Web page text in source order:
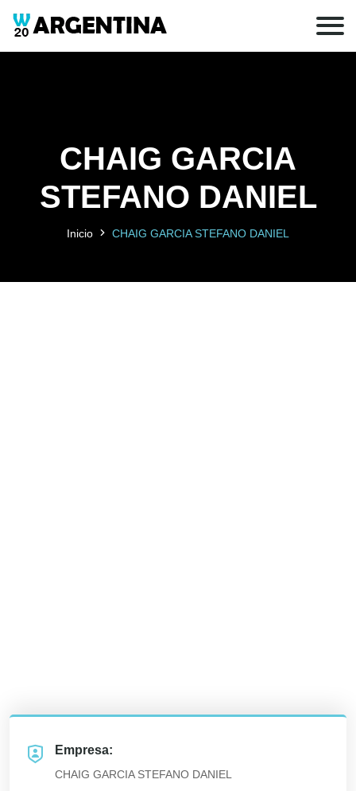
CHAIG GARCIA
STEFANO DANIEL
Inicio CHAIG GARCIA STEFANO DANIEL
Empresa:
CHAIG GARCIA STEFANO DANIEL